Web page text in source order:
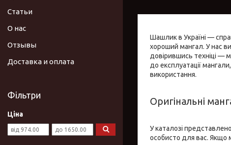
Шашлик в Україні —
хороший мангал. У нас
довірившись техніці —
до експлуатації
використання.
Оригінальні
У каталозі
особисто для вас. Якщо
Статьи
О нас
Отзывы
Доставка и оплата
Фільтри
Ціна